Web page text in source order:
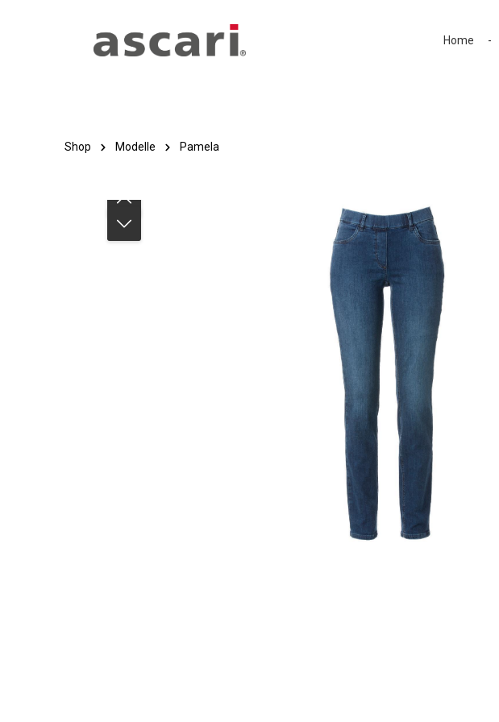
Home
Shop Modelle Pamela